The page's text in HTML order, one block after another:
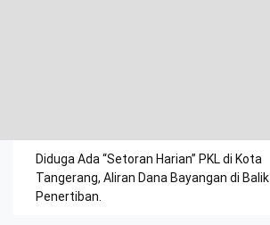
Diduga Ada “Setoran Harian” PKL di Kota
Tangerang, Aliran Dana Bayangan di Balik
Penertiban.